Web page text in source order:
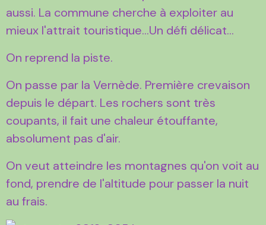
aussi. La commune cherche à exploiter au
mieux l'attrait touristique...Un défi délicat...
On reprend la piste.
On passe par la Vernède. Première crevaison
depuis le départ. Les rochers sont très
coupants, il fait une chaleur étouffante,
absolument pas d'air.
On veut atteindre les montagnes qu'on voit au
fond, prendre de l'altitude pour passer la nuit
au frais.